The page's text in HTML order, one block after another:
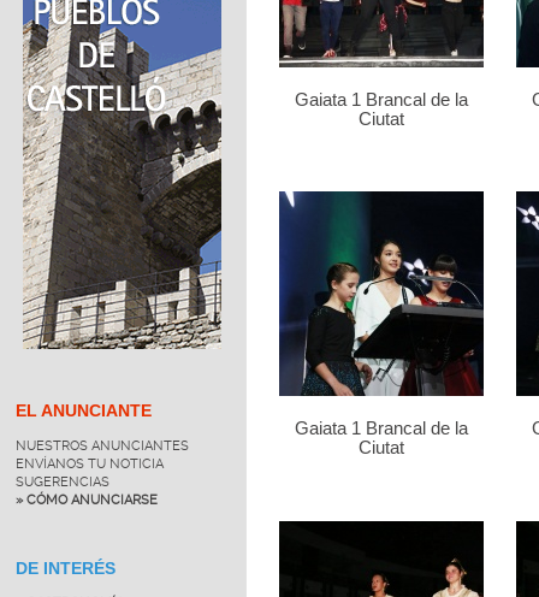
EL ANUNCIANTE
NUESTROS ANUNCIANTES
ENVÍANOS TU NOTICIA
SUGERENCIAS
» CÓMO ANUNCIARSE
DE INTERÉS
Gaiata 1 Brancal de la
Ciutat
Gaiata 1 Brancal de la
Ciutat